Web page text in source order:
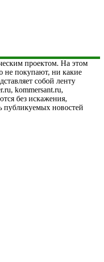
проектом. На этом
не покупают, ни какие
собой ленту
kommersant.ru,
без искажения,
публикуемых новостей